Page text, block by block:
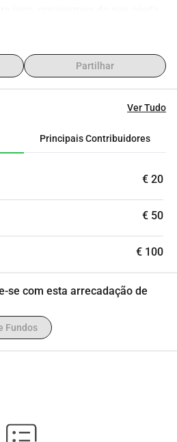
da orquestra.
para pagar o transporte da
Partilhar
Ver Tudo
Principais Contribuidores
€ 20
€ 50
€ 100
se com esta arrecadação de
Fundos